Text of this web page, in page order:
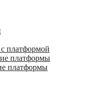
платформой
платформы
платформы